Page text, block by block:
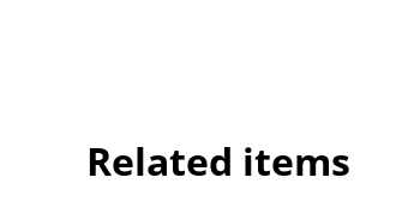
Related items